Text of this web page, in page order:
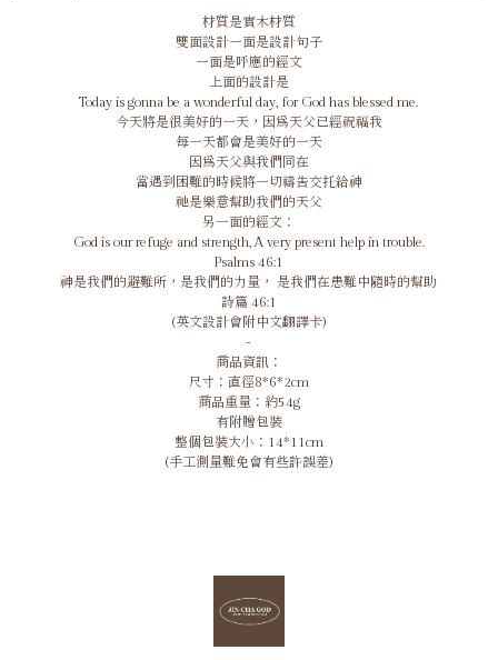
材質是實木材質
雙面設計一面是設計句子
一面是呼應的經文
上面的設計是
Today is gonna be a wonderful day, for God has blessed me.
今天將是很美好的一天，因為天父已經祝福我
每一天都會是美好的一天
因為天父與我們同在
當遇到困難的時候將一切禱告交托給神
祂是樂意幫助我們的天父
另一面的經文：
God is our refuge and strength, A very present help in trouble.
Psalms 46:1
神是我們的避難所，是我們的力量， 是我們在患難中隨時的幫助
詩篇 46:1
(英文設計會附中文翻譯卡)
-
商品資訊：
尺寸：直徑8*6*2cm
商品重量：約54g
有附贈包裝
整個包裝大小：14*11cm
(手工測量難免會有些許誤差)